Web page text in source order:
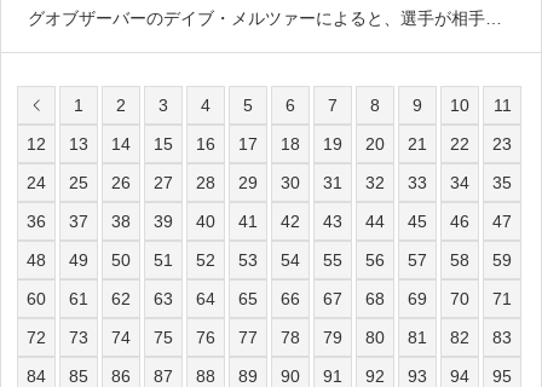
グオブザーバーのデイブ・メルツァーによると、選手が相手の
顔を蹴る技を禁止にした可能性があると伝えています。“Do Not
1
2 3 4 5 6 7 8 9 10
11
12
13 14 15 16 17 18 19 20 21 22
23
24
25 26 27 28 29 30 31 32 33 34
35
36
37 38 39 40 41 42 43 44 45 46
47
48
49 50 51 52 53 54 55 56 57 58
59
60
61 62 63 64 65 66 67 68 69 70
71
72
73 74 75 76 77 78 79 80 81 82
83
84
85 86 87 88 89 90 91 92 93 94
95